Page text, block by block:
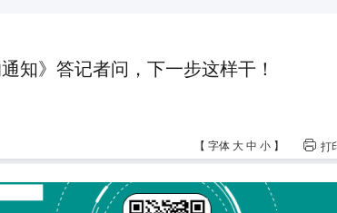
知》答记者问，下一步这样干！
打
【 字体 大中 小 】